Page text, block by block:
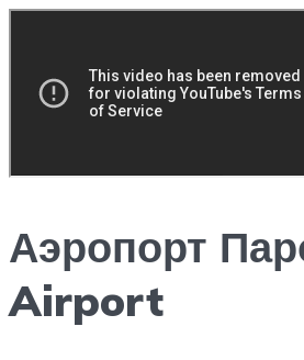
Аэропорт
Airport